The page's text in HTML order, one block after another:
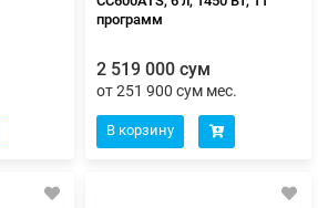
программ
2 519 000 сум
от 251 900 сум мес.
В корзину